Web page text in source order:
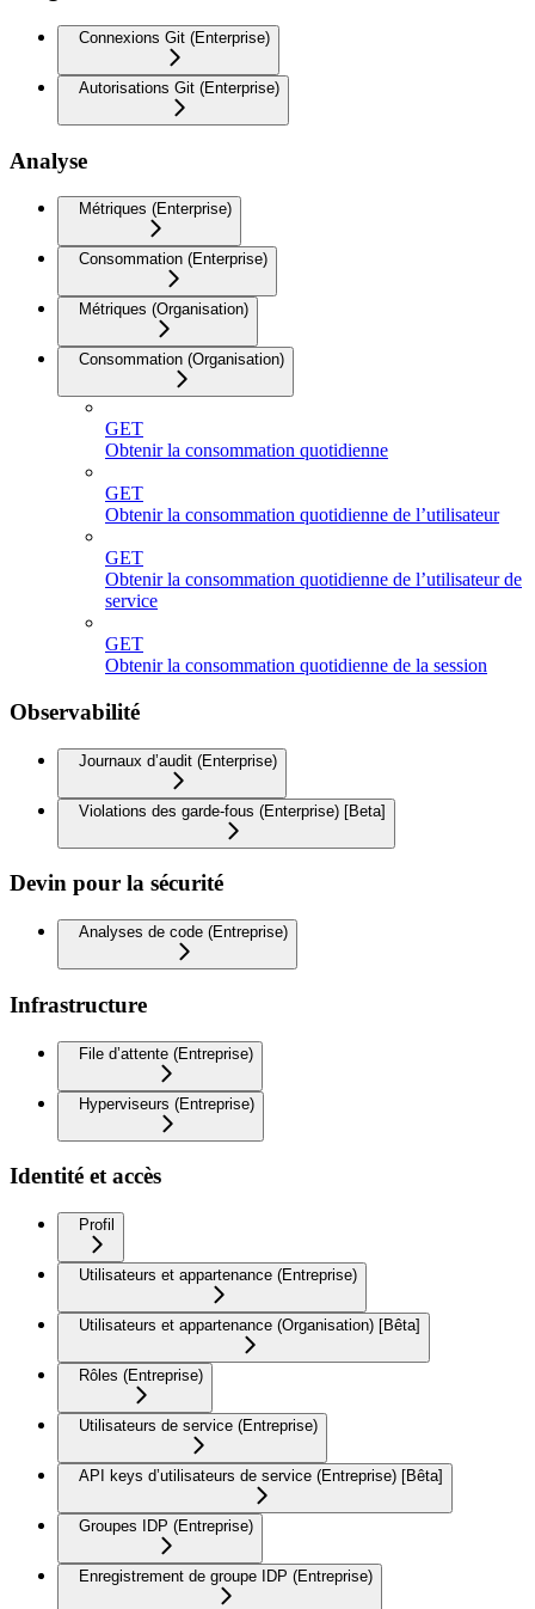
Connexions Git (Enterprise)
Autorisations Git (Enterprise)
Analyse
Métriques (Enterprise)
Consommation (Enterprise)
Métriques (Organisation)
Consommation (Organisation)
GET
Obtenir la consommation quotidienne
GET
Obtenir la consommation quotidienne de l’utilisateur
GET
Obtenir la consommation quotidienne de l’utilisateur de
service
GET
Obtenir la consommation quotidienne de la session
Observabilité
Journaux d’audit (Enterprise)
Violations des garde-fous (Enterprise) [Beta]
Devin pour la sécurité
Analyses de code (Entreprise)
Infrastructure
File d’attente (Entreprise)
Hyperviseurs (Entreprise)
Identité et accès
Profil
Utilisateurs et appartenance (Entreprise)
Utilisateurs et appartenance (Organisation) [Bêta]
Rôles (Entreprise)
Utilisateurs de service (Entreprise)
API keys d’utilisateurs de service (Entreprise) [Bêta]
Groupes IDP (Entreprise)
Enregistrement de groupe IDP (Entreprise)